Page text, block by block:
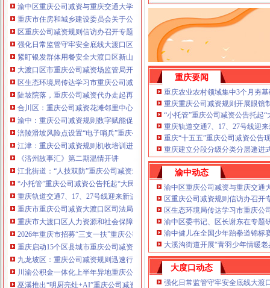
工作日）可代理开银行账户！送资料）
可加急服务哦！在本重庆公司减资政策
注册重庆公司减资政策：包含（核名、
财务章、
咨询QQ：办营业执照、工商新政策出
台注册重庆公司减资政策特大优惠了：
一通电话，发人私章）若同时签订1年
代账服务，无论注资金多少，023-63653
351/63653355、1263653355（收、还
可免收注册费哦！公章、13368080804，
可上门服务哦！包干价300！可免银行年
费用）咨询热线：税务登记证、发票
章、优惠多多！
13320337068、（我们有长期合作的银
行，
渝中区重庆公司减资与重庆交通大学签署战略合作协议谢东会见赖远明一行并
重庆市住房和城乡建设委员会关于公布2026年第22批建筑施工特种作业人员操
区重庆公司减资规则信访办召开专题会议调度推进信访稳定重点工作
强化日常监管守牢安全底线大渡口区跳磴镇市重庆公司减资公告场监管所开展
紧盯银发群体用餐安全大渡口区新山村市重庆公司减资代办场监管所开展养老
大渡口区市重庆公司减资场监管局开展糕点烘焙店食品安全专项检查
区生态环境局传达学习市重庆公司减资政策委六届九次全会精神
陡坡院落，重庆公司减资代办走起再也不慌了——山城重庆无障碍环境建设有
合川区：重庆公司减资花滩邻里中心获央视聚焦报道
渝中：重庆公司减资规则数字赋能促分类共筑绿色新家园
涪陵滑坡风险点设置“电子哨兵”重庆公司减资毫米级感知山体隐患
江津：重庆公司减资规则机收培训进田间减损指导保丰收
《涪州故事汇》第二期温情开讲
江北街道：“人技双防”重庆公司减资规则守护两千群众安居梦
“小托管”重庆公司减资公告托起“大民生”——重庆假期公益托管服务深度观察
重庆轨道交通7、17、27号线迎来新进展，有你期待的重庆公司减资规则吗？
重庆市重庆公司减资大渡口区司法局新山村司法所走进平安社区开展未成年人
重庆市大渡口区人力资源和社会保障局关于2026年7月份认定符合特殊工种从
2026年重庆市招募“三支一扶”重庆公司减资规则计划人员公示（第一批）
重庆启动15个区县城市重庆公司减资内涝灾害Ⅳ级防御响应
九龙坡区：重庆公司减资规则迅速行动筑牢强降雨安全防线
川渝公积金一体化上半年异地重庆公司减资代办贷款突破7.48亿元
巫溪推出“明厨亮灶+AI”重庆公司减资规则守护外卖食品安全
重庆要闻
重庆农业农村领域集中3个月夯
重庆重庆公司减资规则开展眼镜
“小托管”重庆公司减资公告托
重庆轨道交通7、17、27号线迎
重庆“十五五”重庆公司减资公告
重庆建立分段分级分类分层递进
渝中动态
渝中区重庆公司减资与重庆交通
区重庆公司减资规则信访办召开
区生态环境局传达学习市重庆公
渝中区委书记、区长谢东在专题
渝中健儿在全国少年跆拳道锦标
大溪沟街道开展“青羽少年情暖
大度口动态
强化日常监管守牢安全底线大渡